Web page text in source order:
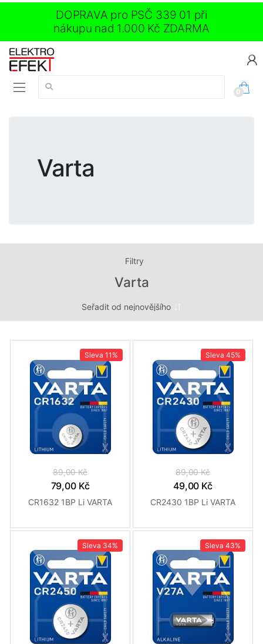
DOPRAVA pro PSČ 339 01 při
nákupu nad 1.000 Kč ZDARMA
Vyhledávání:
0
Varta
Filtry
Varta
Sleva 11%
89,00 Kč
79,00 Kč
CR1632 1BP Li VARTA
Sleva 45%
89,00 Kč
49,00 Kč
CR2430 1BP Li VARTA
Sleva 34% Sleva 43%